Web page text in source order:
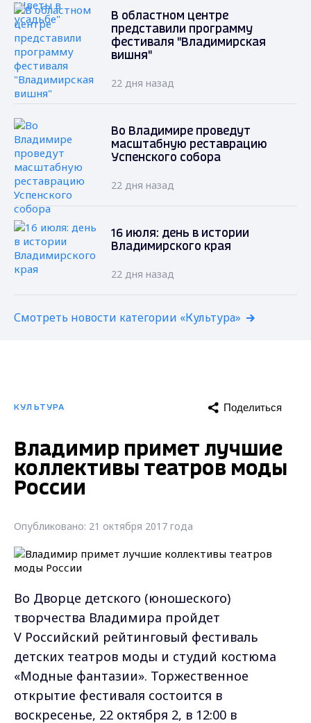
В областном центре
представили программу
фестиваля "Владимирская
вишня"
22 дня назад
Во Владимире проведут
масштабную реставрацию
Успенского собора
22 дня назад
16 июля: день в истории
Владимирского края
22 дня назад
Смотреть новости категории «Культура»
КУЛЬТУРА Поделиться
Владимир примет лучшие
коллективы театров моды
России
Опубликовано: 21 октября 2017 года
Во Дворце детского (юношеского)
творчества Владимира пройдет
V Российский рейтинговый фестиваль
детских театров моды и студий костюма
«Модные фантазии». Торжественное
открытие фестиваля состоится в
воскресенье, 22 октября 2, в 12:00 в